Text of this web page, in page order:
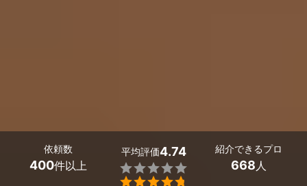
依頼数
400件以上
平均評価4.74


紹介できるプロ
668人